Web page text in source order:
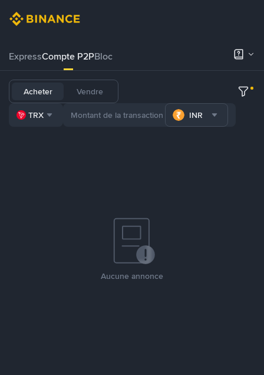
ExpressCompte P2PBloc
Acheter Vendre
TRX INR
Aucune annonce